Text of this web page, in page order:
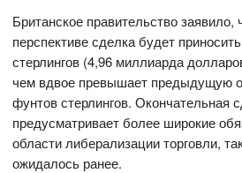
Британское правительство заявило,
перспективе сделка будет
стерлингов (4,96 миллиарда
чем вдвое превышает предыдущую
фунтов стерлингов. Окончательная
предусматривает более широкие
области либерализации торговли,
ожидалось ранее.